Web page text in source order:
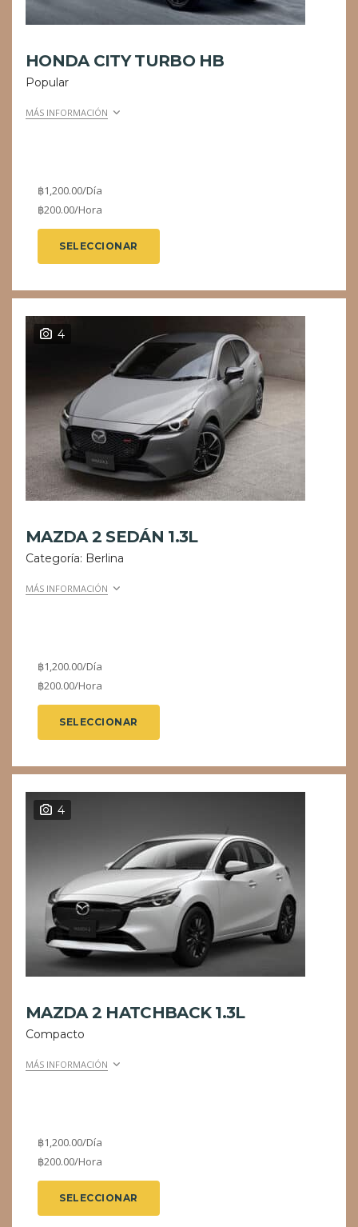
HONDA CITY TURBO HB
Popular
MÁS INFORMACIÓN
฿1,200.00/Día
฿200.00/Hora
SELECCIONAR
4
MAZDA 2 SEDÁN 1.3L
Categoría: Berlina
MÁS INFORMACIÓN
฿1,200.00/Día
฿200.00/Hora
SELECCIONAR
4
MAZDA 2 HATCHBACK 1.3L
Compacto
MÁS INFORMACIÓN
฿1,200.00/Día
฿200.00/Hora
SELECCIONAR